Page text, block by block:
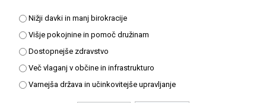
Nižji davki in manj birokracije
Višje pokojnine in pomoč družinam
Dostopnejše zdravstvo
Več vlaganj v občine in infrastrukturo
Varnejša država in učinkovitejše upravljanje